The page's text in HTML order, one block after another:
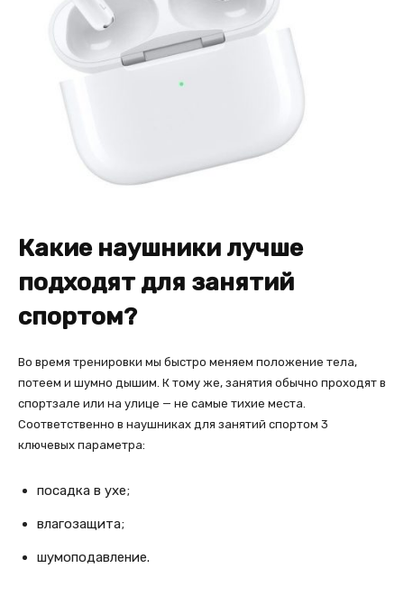
Какие наушники лучше
подходят для занятий
спортом?
Во время тренировки мы быстро меняем положение тела,
потеем и шумно дышим. К тому же, занятия обычно проходят в
спортзале или на улице — не самые тихие места.
Соответственно в наушниках для занятий спортом 3
ключевых параметра:
посадка в ухе;
влагозащита;
шумоподавление.